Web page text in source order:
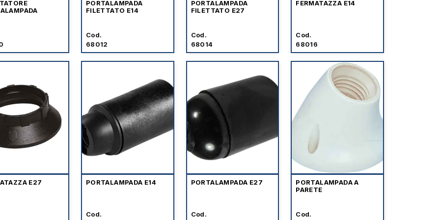
PORTALAMPADA
FILETTATO E14
Cod.
68012
PORTALAMPADA
FILETTATO E27
Cod.
68014
FERMATAZZA E14
Cod.
68016
E27 PORTALAMPADA E14
Cod.
PORTALAMPADA E27
Cod.
PORTALAMPADA A
PARETE
Cod.